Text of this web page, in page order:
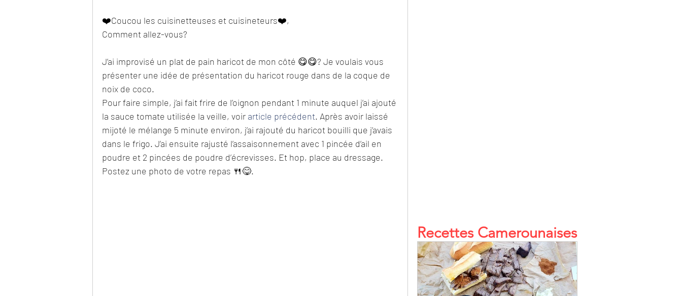
❤️Coucou les cuisinetteuses et cuisineteurs❤️,
Comment allez-vous?
J’ai improvisé un plat de pain haricot de mon côté 😋😋? Je voulais vous
présenter une idée de présentation du haricot rouge dans de la coque de
noix de coco.
Pour faire simple, j’ai fait frire de l’oignon pendant 1 minute auquel j’ai ajouté
la sauce tomate utilisée la veille, voir article précédent. Après avoir laissé
mijoté le mélange 5 minute environ, j’ai rajouté du haricot bouilli que j’avais
dans le frigo. J’ai ensuite rajusté l’assaisonnement avec 1 pincée d’ail en
poudre et 2 pincées de poudre d’écrevisses. Et hop, place au dressage.
Postez une photo de votre repas 🍴😋.
Recettes Camerounaises